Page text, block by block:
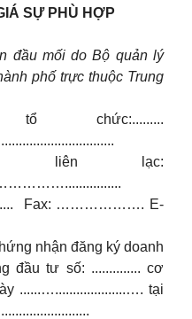
SỰ PHÙ HỢP
đầu mối do Bộ quản lý
phố trực thuộc Trung
chức:.........
liên lạc:
………………. E-
nhận đăng ký doanh
đầu tư số: .............. cơ
......…....................…. tại